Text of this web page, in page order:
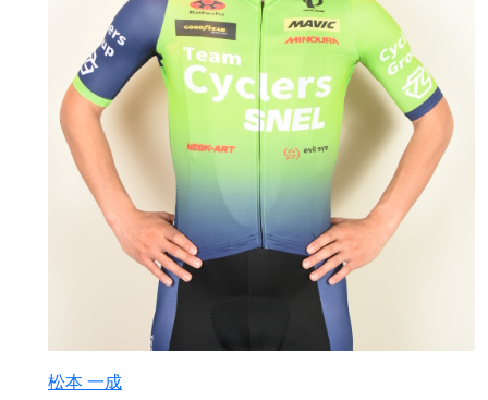
松本 一成